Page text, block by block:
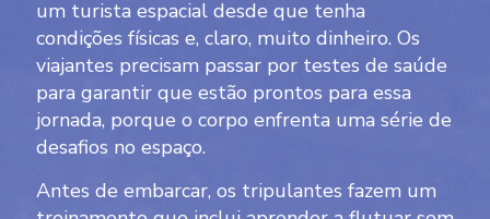
um turista espacial desde que tenha
condições físicas e, claro, muito dinheiro. Os
viajantes precisam passar por testes de saúde
para garantir que estão prontos para essa
jornada, porque o corpo enfrenta uma série de
desafios no espaço.
Antes de embarcar, os tripulantes fazem um